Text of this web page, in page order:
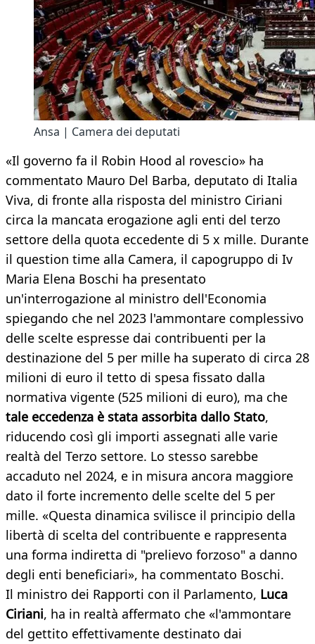
Ansa | Camera dei deputati
«Il governo fa il Robin Hood al rovescio» ha
commentato Mauro Del Barba, deputato di Italia
Viva, di fronte alla risposta del ministro Ciriani
circa la mancata erogazione agli enti del terzo
settore della quota eccedente di 5 x mille. Durante
il question time alla Camera, il capogruppo di Iv
Maria Elena Boschi ha presentato
un'interrogazione al ministro dell'Economia
spiegando che nel 2023 l'ammontare complessivo
delle scelte espresse dai contribuenti per la
destinazione del 5 per mille ha superato di circa 28
milioni di euro il tetto di spesa fissato dalla
normativa vigente (525 milioni di euro), ma che
tale eccedenza è stata assorbita dallo Stato,
riducendo così gli importi assegnati alle varie
realtà del Terzo settore. Lo stesso sarebbe
accaduto nel 2024, e in misura ancora maggiore
dato il forte incremento delle scelte del 5 per
mille. «Questa dinamica svilisce il principio della
libertà di scelta del contribuente e rappresenta
una forma indiretta di "prelievo forzoso" a danno
degli enti beneficiari», ha commentato Boschi.
Il ministro dei Rapporti con il Parlamento, Luca
Ciriani, ha in realtà affermato che «l'ammontare
del gettito effettivamente destinato dai